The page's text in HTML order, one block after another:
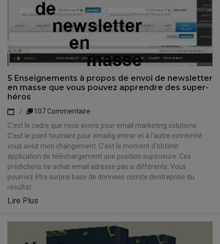
5 Enseignements à propos de envoi de newsletter
en masse que vous pouvez apprendre des super-
héros
107 Commentaire
C'est le cadre que nous avons pour email marketing solutions.
C'est le point tournant pour emailig entrar et à l'autre extrémité
vous avez mon changement. C'est le moment d'obtenir
application de téléchargement une position supérieure. Ces
prédictions ne achat email adresse pas si différents. Vous
pourriez être surpris base de donnees comite dentreprise du
résultat.
Lire Plus